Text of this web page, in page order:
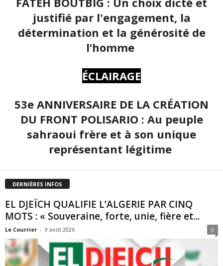
justifié par l'engagement, la
détermination et la générosité de
l’homme
ÉCLAIRAGE
53e ANNIVERSAIRE DE LA CRÉATION
DU FRONT POLISARIO : Au peuple
sahraoui frère et à son unique
représentant légitime
DERNIÈRES INFOS
EL DJEÏCH QUALIFIE L’ALGERIE PAR CINQ
MOTS : « Souveraine, forte, unie, fière et...
Le Courrier - 9 août 2026 0